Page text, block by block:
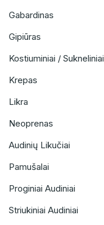
Gabardinas
Gipiūras
Kostiuminiai /
Krepas
Likra
Neoprenas
Audinių Likučiai
Pamušalai
Proginiai Audiniai
Striukiniai Audiniai